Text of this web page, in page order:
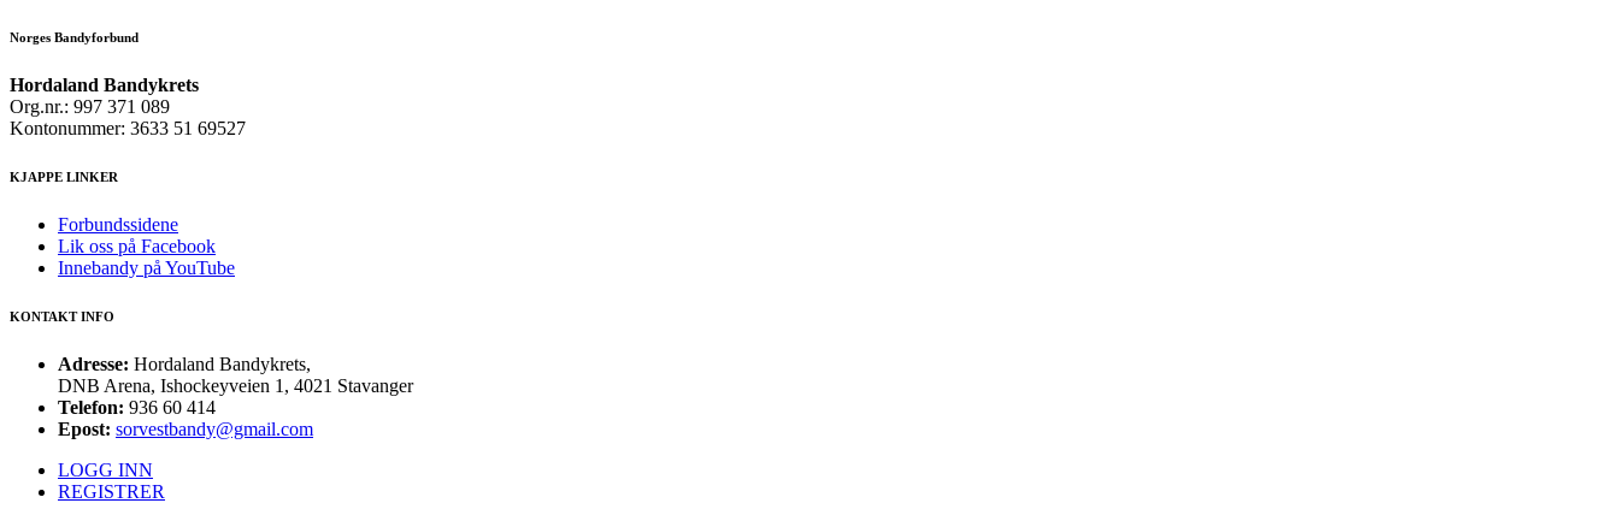
Norges Bandyforbund
Hordaland Bandykrets
Org.nr.: 997 371 089
Kontonummer: 3633 51 69527
KJAPPE LINKER
Forbundssidene
Lik oss på Facebook
Innebandy på YouTube
KONTAKT INFO
Adresse: Hordaland Bandykrets,
DNB Arena, Ishockeyveien 1, 4021 Stavanger
Telefon: 936 60 414
Epost: sorvestbandy@gmail.com
LOGG INN
REGISTRER